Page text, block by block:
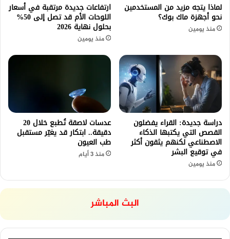
لماذا يتجه مزيد من المستخدمين
نحو أجهزة ماك بوك؟
منذ يومين
ارتفاعات جديدة مرتقبة في أسعار
اللوحات الأم قد تصل إلى 50%
بحلول نهاية 2026
منذ يومين
دراسة جديدة: القراء يفضلون
القصص التي يكتبها الذكاء
الاصطناعي لكنهم يثقون أكثر
في توقيع البشر
منذ يومين
عدسات لاصقة تُطبع خلال 20
دقيقة.. ابتكار قد يغيّر مستقبل
طب العيون
منذ 3 أيام
البث المباشر